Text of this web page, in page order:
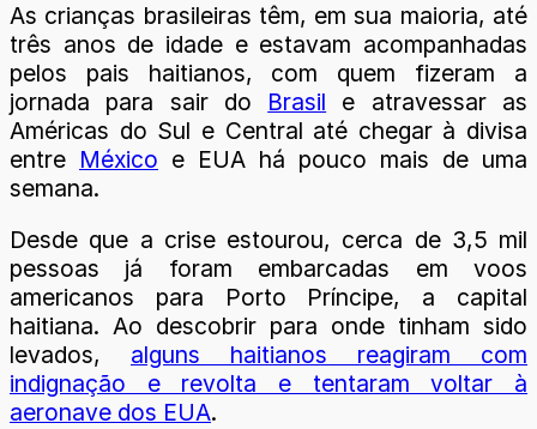
As crianças brasileiras têm, em sua maioria, até
três anos de idade e estavam acompanhadas
pelos pais haitianos, com quem fizeram a
jornada para sair do Brasil e atravessar as
Américas do Sul e Central até chegar à divisa
entre México e EUA há pouco mais de uma
semana.
Desde que a crise estourou, cerca de 3,5 mil
pessoas já foram embarcadas em voos
americanos para Porto Príncipe, a capital
haitiana. Ao descobrir para onde tinham sido
levados, alguns haitianos reagiram com
indignação e revolta e tentaram voltar à
aeronave dos EUA.